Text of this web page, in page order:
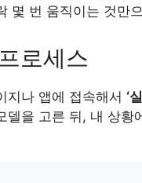
몇 번 움직이는 것만
로세스
지나 앱에 접속해서 ‘
을 고른 뒤, 내 상황